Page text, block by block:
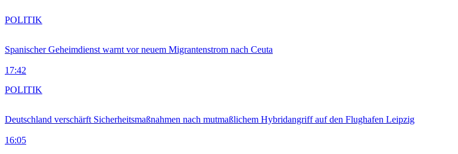
Spanischer Geheimdienst warnt vor neuem Migrantenstrom nach Ceuta
17:42
POLITIK
Deutschland verschärft Sicherheitsmaßnahmen nach mutmaßlichem Hybridangriff auf den Flughafen Leipzig
16:05
POLITIK